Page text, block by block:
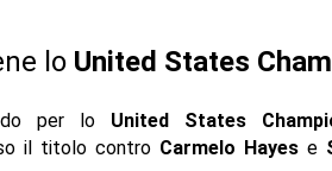
lo United States
per lo United States
il titolo contro Carmelo Hayese